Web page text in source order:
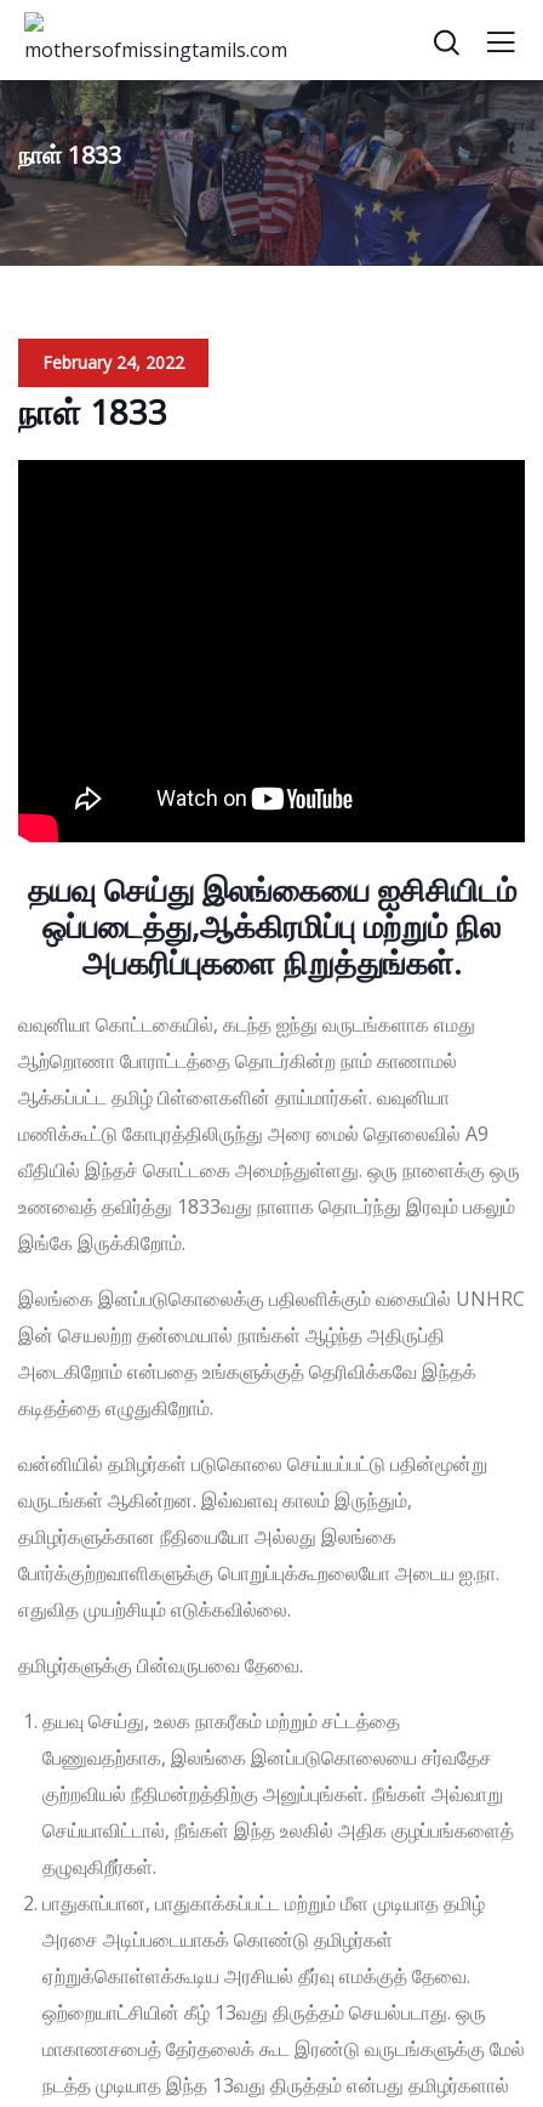
நாள் 1833
February 24, 2022
நாள் 1833
தயவு செய்து இலங்கையை ஐசிசியிடம்
ஒப்படைத்து,ஆக்கிரமிப்பு மற்றும் நில
அபகரிப்புகளை நிறுத்துங்கள்.
வவுனியா கொட்டகையில், கடந்த ஐந்து வருடங்களாக எமது
ஆற்றொணா போராட்டத்தை தொடர்கின்ற நாம் காணாமல்
ஆக்கப்பட்ட தமிழ் பிள்ளைகளின் தாய்மார்கள். வவுனியா
மணிக்கூட்டு கோபுரத்திலிருந்து அரை மைல் தொலைவில் A9
வீதியில் இந்தச் கொட்டகை அமைந்துள்ளது. ஒரு நாளைக்கு ஒரு
உணவைத் தவிர்த்து 1833வது நாளாக தொடர்ந்து இரவும் பகலும்
இங்கே இருக்கிறோம்.
இலங்கை இனப்படுகொலைக்கு பதிலளிக்கும் வகையில் UNHRC
இன் செயலற்ற தன்மையால் நாங்கள் ஆழ்ந்த அதிருப்தி
அடைகிறோம் என்பதை உங்களுக்குத் தெரிவிக்கவே இந்தக்
கடிதத்தை எழுதுகிறோம்.
வன்னியில் தமிழர்கள் படுகொலை செய்யப்பட்டு பதின்மூன்று
வருடங்கள் ஆகின்றன. இவ்வளவு காலம் இருந்தும்,
தமிழர்களுக்கான நீதியையோ அல்லது இலங்கை
போர்க்குற்றவாளிகளுக்கு பொறுப்புக்கூறலையோ அடைய ஐ.நா.
எதுவித முயற்சியும் எடுக்கவில்லை.
தமிழர்களுக்கு பின்வருபவை தேவை.
தயவு செய்து, உலக நாகரீகம் மற்றும் சட்டத்தை
பேணுவதற்காக, இலங்கை இனப்படுகொலையை சர்வதேச
குற்றவியல் நீதிமன்றத்திற்கு அனுப்புங்கள். நீங்கள் அவ்வாறு
செய்யாவிட்டால், நீங்கள் இந்த உலகில் அதிக குழப்பங்களைத்
தழுவுகிறீர்கள்.
பாதுகாப்பான, பாதுகாக்கப்பட்ட மற்றும் மீள முடியாத தமிழ்
அரசை அடிப்படையாகக் கொண்டு தமிழர்கள்
ஏற்றுக்கொள்ளக்கூடிய அரசியல் தீர்வு எமக்குத் தேவை.
ஒற்றையாட்சியின் கீழ் 13வது திருத்தம் செயல்படாது. ஒரு
மாகாணசபைத் தேர்தலைக் கூட இரண்டு வருடங்களுக்கு மேல்
நடத்த முடியாத இந்த 13வது திருத்தம் என்பது தமிழர்களால்